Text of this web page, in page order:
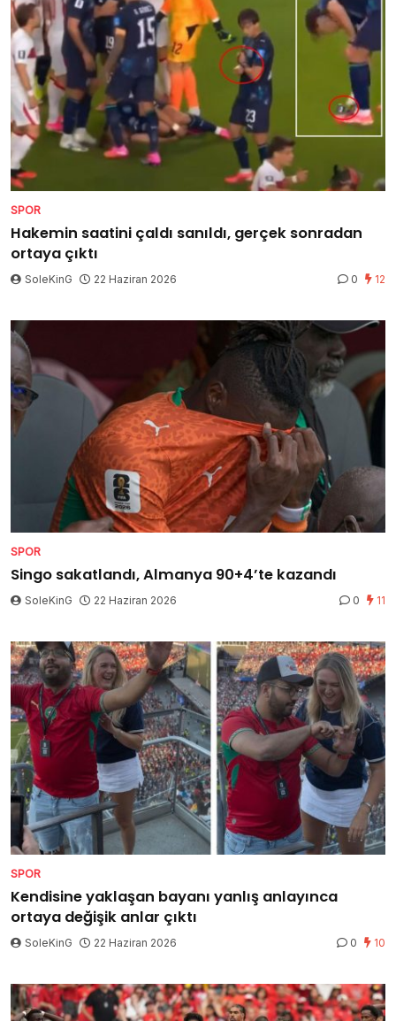
SPOR
Hakemin saatini çaldı sanıldı, gerçek sonradan
ortaya çıktı
SoleKinG 22 Haziran 2026 0 12
SPOR
Singo sakatlandı, Almanya 90+4’te kazandı
SoleKinG 22 Haziran 2026 0 11
SPOR
Kendisine yaklaşan bayanı yanlış anlayınca
ortaya değişik anlar çıktı
SoleKinG 22 Haziran 2026 0 10